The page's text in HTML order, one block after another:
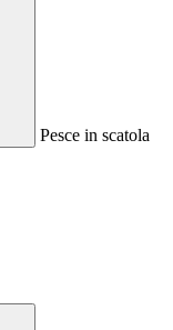
Pesce in scatola